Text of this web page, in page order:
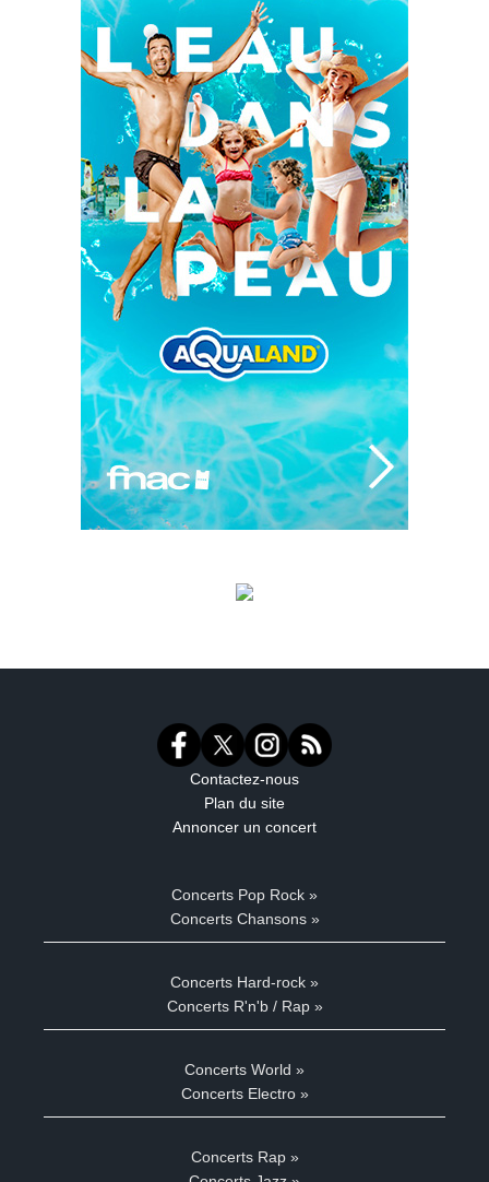
Contactez-nous
Plan du site
Annoncer un concert
Concerts Pop Rock »
Concerts Chansons »
Concerts Hard-rock »
Concerts R'n'b / Rap »
Concerts World »
Concerts Electro »
Concerts Rap »